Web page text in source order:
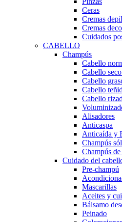
Ceras
Cremas
Cremas
Cuidados
CABELLO
Champús
Cabello
Cabello
Cabello
Cabello
Cabello
Alisadores
Anticaspa
Anticaída y
Champús
Champús
Cuidado del
Pre-champú
Mascarillas
Aceites y
Bálsamo
Peinado